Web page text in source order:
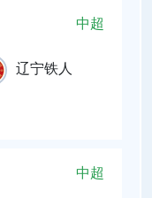
中超
辽宁铁人
中超